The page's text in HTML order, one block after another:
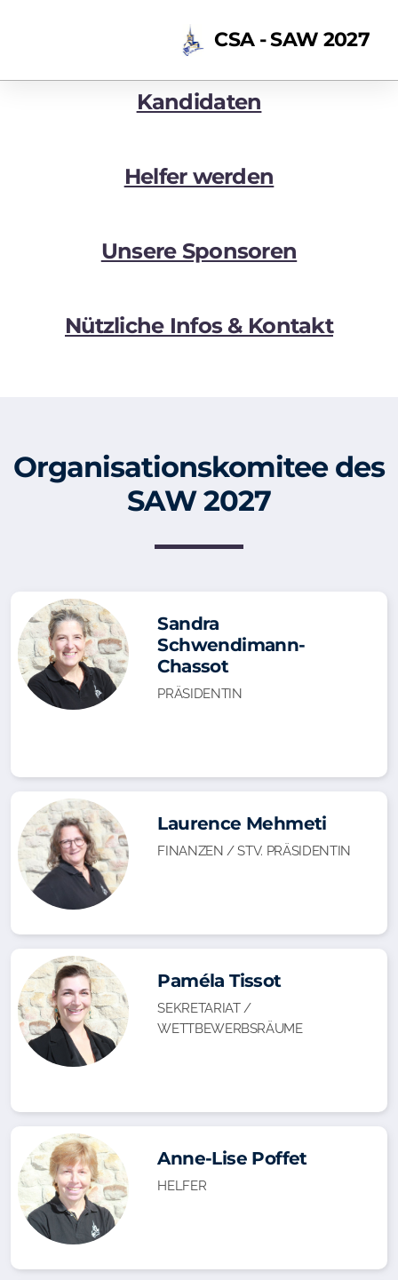
CSA - SAW 2027
Kandidaten
Helfer werden
Unsere Sponsoren
Nützliche Infos & Kontakt
Organisationskomitee des
SAW 2027
Sandra
Schwendimann-
Chassot
PRÄSIDENTIN
Laurence Mehmeti
FINANZEN / STV. PRÄSIDENTIN
Paméla Tissot
SEKRETARIAT /
WETTBEWERBSRÄUME
Anne-Lise Poffet
HELFER